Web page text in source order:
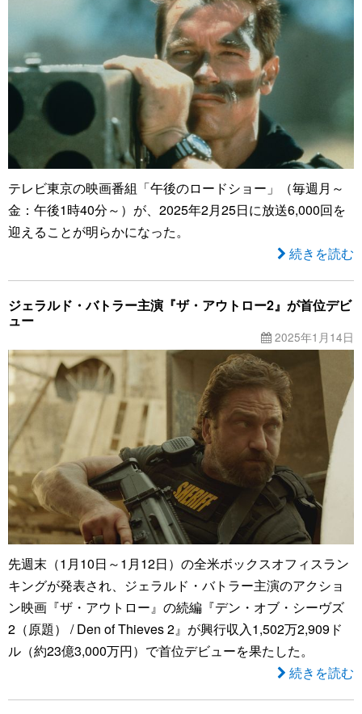
テレビ東京の映画番組「午後のロードショー」（毎週月～
金：午後1時40分～）が、2025年2月25日に放送6,000回を
迎えることが明らかになった。
続きを読む
ジェラルド・バトラー主演『ザ・アウトロー2』が首位デビ
ュー
2025年1月14日
先週末（1月10日～1月12日）の全米ボックスオフィスラン
キングが発表され、ジェラルド・バトラー主演のアクショ
ン映画『ザ・アウトロー』の続編『デン・オブ・シーヴズ
2（原題） / Den of Thieves 2』が興行収入1,502万2,909ド
ル（約23億3,000万円）で首位デビューを果たした。
続きを読む